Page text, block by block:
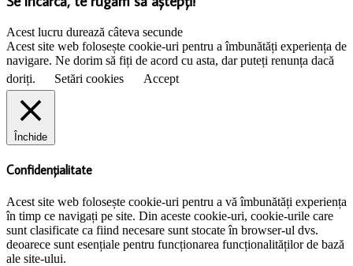
Acest lucru durează câteva secunde
Acest site web folosește cookie-uri pentru a îmbunătăți experiența de
navigare. Ne dorim să fiți de acord cu asta, dar puteți renunța dacă
doriți.
Setări cookies Accept
Închide
Confidențialitate
Acest site web folosește cookie-uri pentru a vă îmbunătăți experiența
în timp ce navigați pe site. Din aceste cookie-uri, cookie-urile care
sunt clasificate ca fiind necesare sunt stocate în browser-ul dvs.
deoarece sunt esențiale pentru funcționarea funcționalităților de bază
ale site-ului.